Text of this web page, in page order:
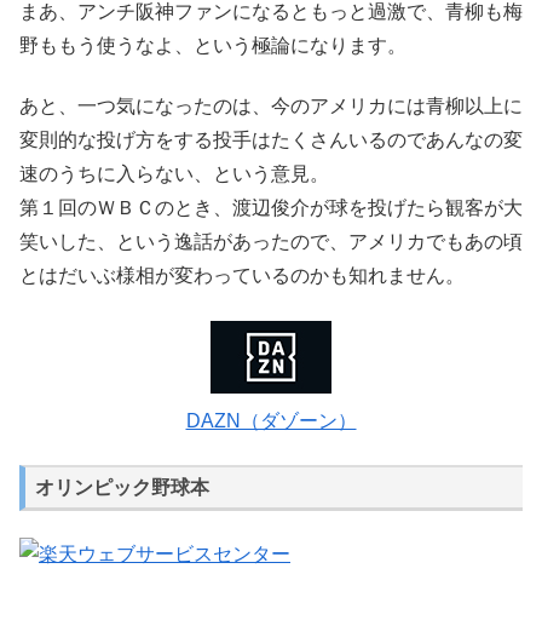
まあ、アンチ阪神ファンになるともっと過激で、青柳も梅
野ももう使うなよ、という極論になります。
あと、一つ気になったのは、今のアメリカには青柳以上に
変則的な投げ方をする投手はたくさんいるのであんなの変
速のうちに入らない、という意見。
第１回のＷＢＣのとき、渡辺俊介が球を投げたら観客が大
笑いした、という逸話があったので、アメリカでもあの頃
とはだいぶ様相が変わっているのかも知れません。
DAZN（ダゾーン）
オリンピック野球本